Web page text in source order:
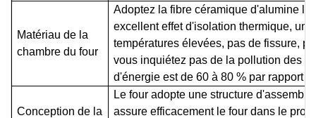
Matériau de la
chambre du four
Adoptez la fibre céramique d'alumine
excellent effet d'isolation thermique, un
températures élevées, pas de fissure,
vous inquiétez pas de la pollution des
d'énergie est de 60 à 80 % par rapport
Conception de la
Le four adopte une structure
assure efficacement le four dans le